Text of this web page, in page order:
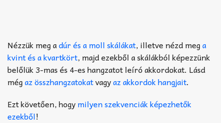
Nézzük meg adúr és a moll skálákat, illetve nézd mega
kvint és a kvartkört, majd ezekből a skálákból képezzünk
belőlük 3-mas és 4-es hangzatot leíró akkordokat. Lásd
mégaz összhangzatokatvagyaz akkordok hangjait.
Ezt követően, hogymilyen szekvenciák képezhetők
ezekből!